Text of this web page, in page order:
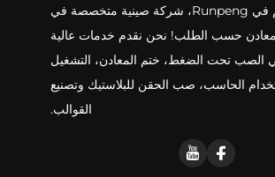
مرحبا بكم في Runpeng، شركة صينية متخصصة في
حسب الطلب! نحن نقدم خدمات عالية
الصب تحت الضغط، ختم المعادن، التشغيل
الحاسب، صب الحقن للبلاستيك وتصنيع
القوالب.